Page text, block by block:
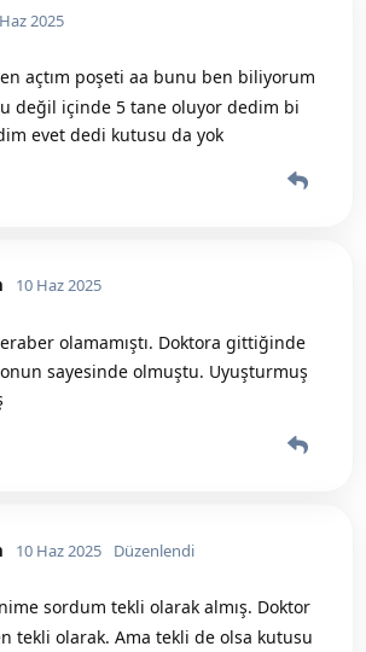
2025
açtım poşeti aa bunu ben biliyorum
değil içinde 5 tane oluyor dedim bi
evet dedi kutusu da yok
10 Haz 2025
olamamıştı. Doktora gittiğinde
sayesinde olmuştu. Uyuşturmuş
10 Haz 2025 Düzenlendi
sordum tekli olarak almış. Doktor
tekli olarak. Ama tekli de olsa kutusu